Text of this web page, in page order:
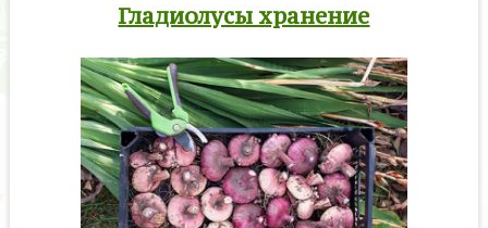
Гладиолусы хранение